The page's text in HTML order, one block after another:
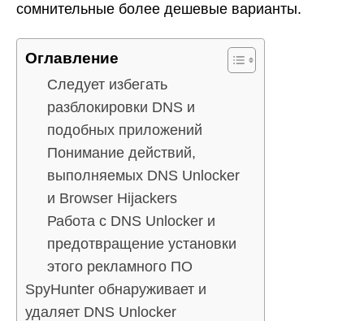
сомнительные более дешевые варианты.
Оглавление
Следует избегать
разблокировки DNS и
подобных приложений
Понимание действий,
выполняемых DNS Unlocker
и Browser Hijackers
Работа с DNS Unlocker и
предотвращение установки
этого рекламного ПО
SpyHunter обнаруживает и
удаляет DNS Unlocker